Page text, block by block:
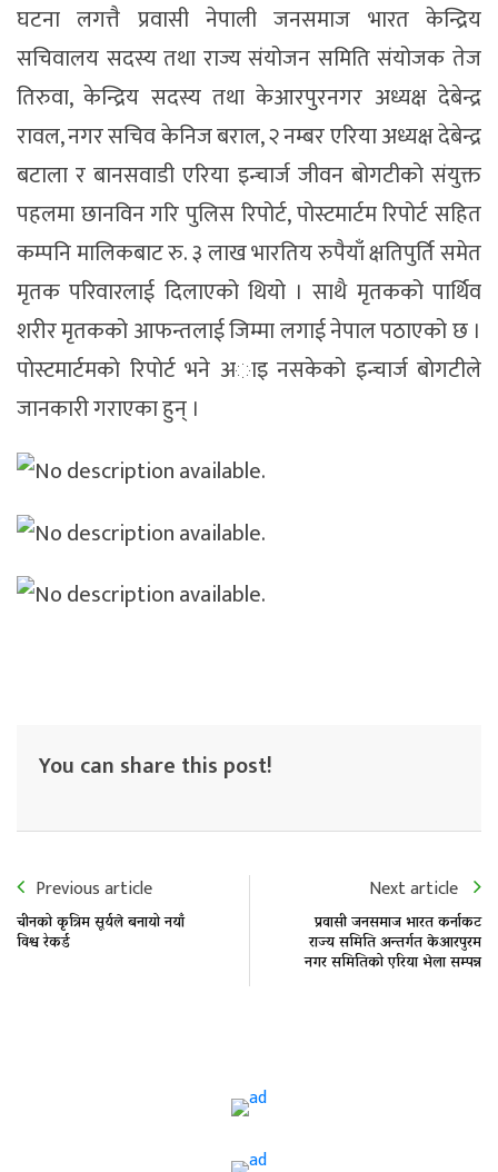
घटना लगत्तै प्रवासी नेपाली जनसमाज भारत केन्द्रिय
सचिवालय सदस्य तथा राज्य संयोजन समिति संयोजक तेज
तिरुवा, केन्द्रिय सदस्य तथा केआरपुरनगर अध्यक्ष देबेन्द्र
रावल, नगर सचिव केनिज बराल, २ नम्बर एरिया अध्यक्ष देबेन्द्र
बटाला र बानसवाडी एरिया इन्चार्ज जीवन बोगटीको संयुक्त
पहलमा छानविन गरि पुलिस रिपोर्ट, पोस्टमार्टम रिपोर्ट सहित
कम्पनि मालिकबाट रु. ३ लाख भारतिय रुपैयाँ क्षतिपुर्ति समेत
मृतक परिवारलाई दिलाएको थियो । साथै मृतकको पार्थिव
शरीर मृतकको आफन्तलाई जिम्मा लगाई नेपाल पठाएको छ ।
पाेस्टमार्टमकाे रिपाेर्ट भने अाइ नसकेकाे इन्चार्ज बाेगटीले
जानकारी गराएका हुन् ।
You can share this post!
Previous article
चीनको कृत्रिम सूर्यले बनायो नयाँ
विश्व रेकर्ड
Next article
प्रवासी जनसमाज भारत कर्नाकट
राज्य समिति अन्तर्गत केआरपुरम
नगर समितिको एरिया भेला सम्पन्न